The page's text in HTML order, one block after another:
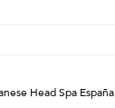
Head Spa España